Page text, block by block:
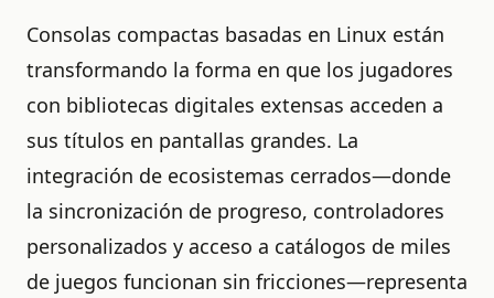
Consolas compactas basadas en Linux están
transformando la forma en que los jugadores
con bibliotecas digitales extensas acceden a
sus títulos en pantallas grandes. La
integración de ecosistemas cerrados—donde
la sincronización de progreso, controladores
personalizados y acceso a catálogos de miles
de juegos funcionan sin fricciones—representa